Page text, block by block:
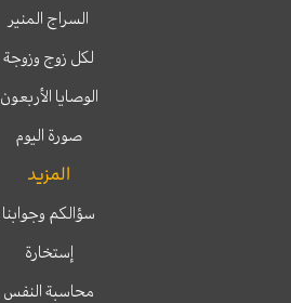
السراج المنير
لكل زوج وزوجة
الوصايا الأربعون
صورة اليوم
المزيد
سؤالكم وجوابنا
إستخارة
محاسبة النفس